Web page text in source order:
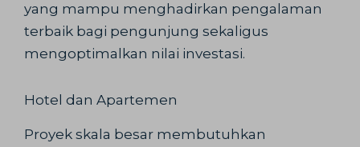
yang mampu menghadirkan pengalaman
terbaik bagi pengunjung sekaligus
mengoptimalkan nilai investasi.
Hotel dan Apartemen
Proyek skala besar membutuhkan